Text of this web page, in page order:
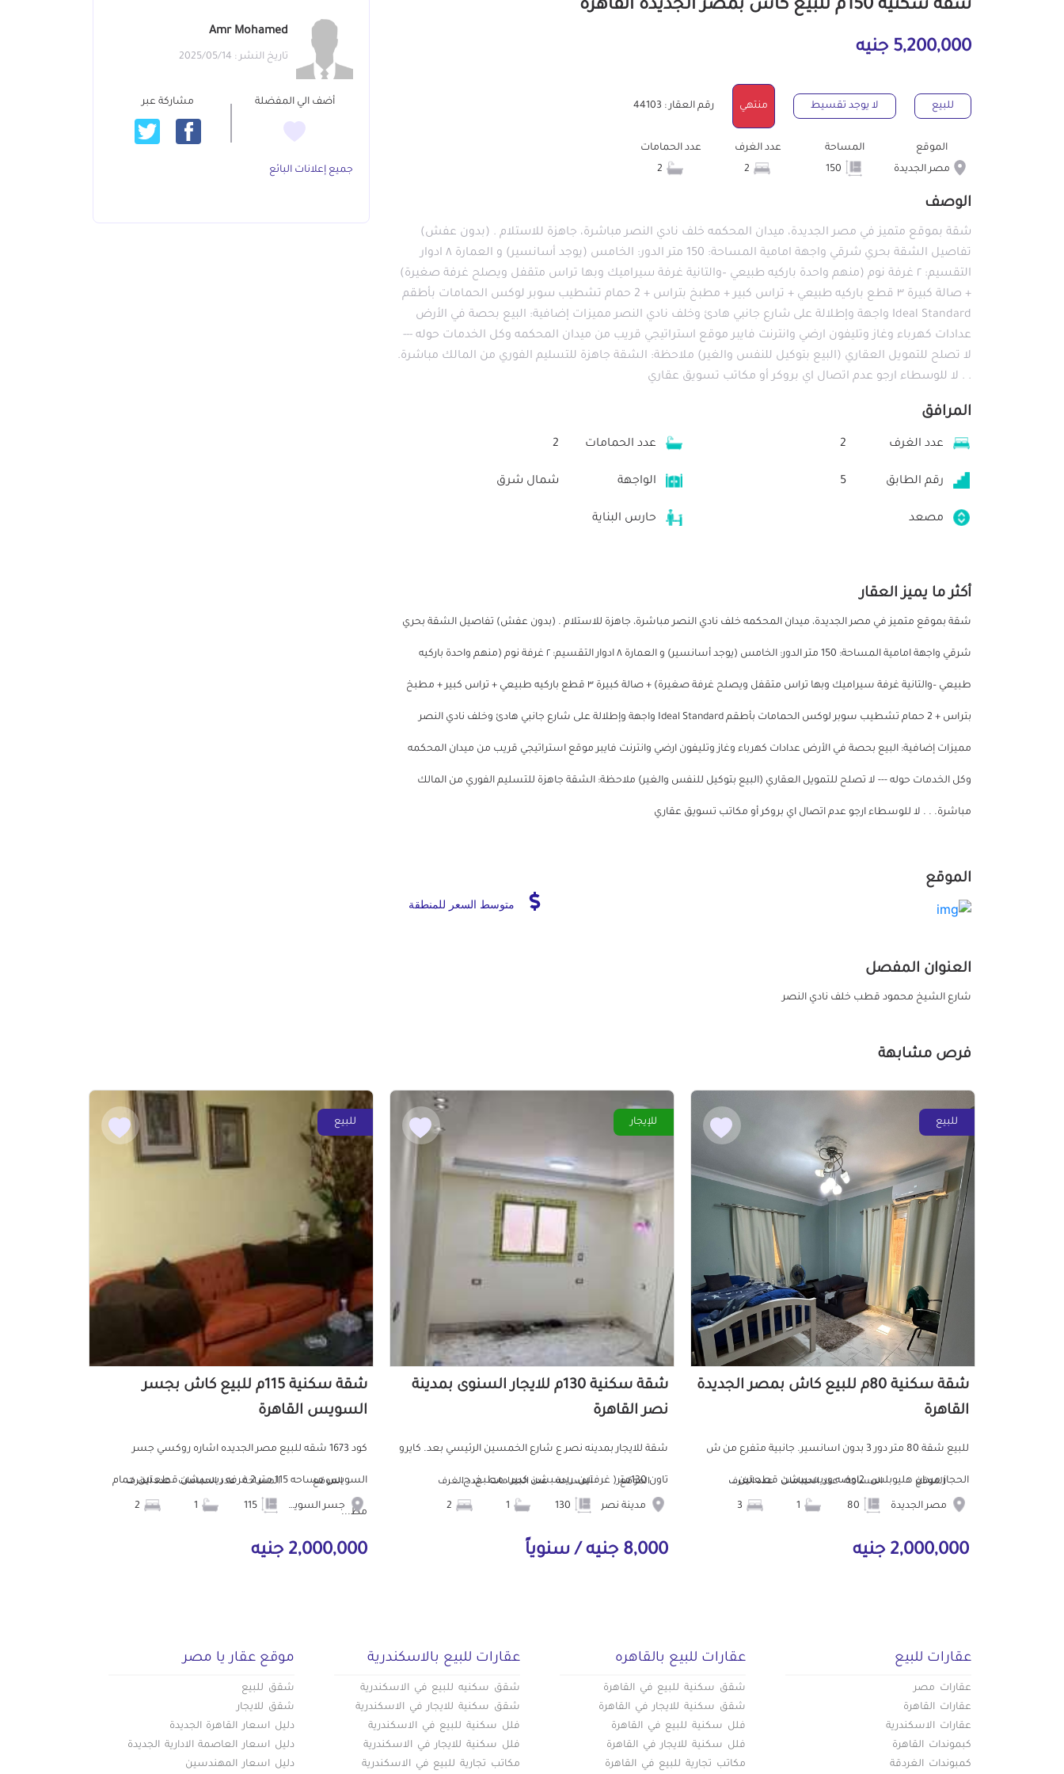
شقة سكنية 150م للبيع كاش بمصر الجديدة القاهرة
5,200,000 جنيه
للبيع لا يوجد تقسيط منتهي رقم العقار : 44103
الموقع
مصر الجديدة
المساحة
عدد الغرف
عدد الحمامات
الوصف
شقة بموقع متميز في مصر الجديدة، ميدان المحكمه خلف نادي النصر مباشرة، جاهزة للاستلام . (بدون عفش)
تفاصيل الشقة بحري شرقي واجهة امامية المساحة: 150 متر الدور: الخامس (يوجد أسانسير) و العمارة ٨ ادوار
التقسيم: ٢ غرفة نوم (منهم واحدة باركيه طبيعي –والتانية غرفة سيراميك وبها تراس متقفل ويصلح غرفة صغيرة)
+ صالة كبيرة ٣ قطع باركيه طبيعي + تراس كبير + مطبخ بتراس + 2 حمام تشطيب سوبر لوكس الحمامات بأطقم
Ideal Standard واجهة وإطلالة على شارع جانبي هادئ وخلف نادي النصر مميزات إضافية: البيع بحصة في الأرض
عدادات كهرباء وغاز وتليفون ارضي وانترنت فايبر موقع استراتيجي قريب من ميدان المحكمه وكل الخدمات حوله ---
لا تصلح للتمويل العقاري (البيع بتوكيل للنفس والغير) ملاحظة: الشقة جاهزة للتسليم الفوري من المالك مباشرة.
. . لا للوسطاء ارجو عدم اتصال اي بروكر أو مكاتب تسويق عقاري
المرافق
عدد الغرف 2 عدد الحمامات 2
رقم الطابق 5 الواجهة شمال شرق
مصعد حارس البناية
أكثر ما يميز العقار
شقة بموقع متميز في مصر الجديدة، ميدان المحكمه خلف نادي النصر مباشرة، جاهزة للاستلام . (بدون عفش) تفاصيل الشقة بحري
شرقي واجهة امامية المساحة: 150 متر الدور: الخامس (يوجد أسانسير) و العمارة ٨ ادوار التقسيم: ٢ غرفة نوم (منهم واحدة باركيه
طبيعي –والتانية غرفة سيراميك وبها تراس متقفل ويصلح غرفة صغيرة) + صالة كبيرة ٣ قطع باركيه طبيعي + تراس كبير + مطبخ
بتراس + 2 حمام تشطيب سوبر لوكس الحمامات بأطقم Ideal Standard واجهة وإطلالة على شارع جانبي هادئ وخلف نادي النصر
مميزات إضافية: البيع بحصة في الأرض عدادات كهرباء وغاز وتليفون ارضي وانترنت فايبر موقع استراتيجي قريب من ميدان المحكمه
وكل الخدمات حوله --- لا تصلح للتمويل العقاري (البيع بتوكيل للنفس والغير) ملاحظة: الشقة جاهزة للتسليم الفوري من المالك
مباشرة. . . لا للوسطاء ارجو عدم اتصال اي بروكر أو مكاتب تسويق عقاري
الموقع
متوسط السعر للمنطقة
العنوان المفصل
شارع الشيخ محمود قطب خلف نادي النصر
Amr Mohamed
تاريخ النشر : 2025/05/14
أضف الي المفضلة مشاركة عبر
جميع إعلانات البائع
فرص مشابهة
للبيع
شقة سكنية 80م للبيع كاش بمصر الجديدة
القاهرة
للبيع شقة 80 متر دور 3 بدون اسانسير. جانبية متفرع من ش
الحجاز ميدان هليوبلس. 2اوضه وريسيبشن قطعتين...
الموقع
مصر الجديدة
المساحة عدد الحمامات عدد الغرف
2,000,000 جنيه
للإيجار
شقة سكنية 130م للايجار السنوى بمدينة
نصر القاهرة
شقة للايجار بمدينه نصر ع شارع الخمسين الرئيسي بعد. كايرو
تاون 130متر( غرفتين، ريسبشن كبير ، مطبخ، ح...الموقع
مدينة نصر
المساحة عدد الحمامات عدد الغرف
8,000 جنيه / سنوياً
للبيع
شقة سكنية 115م للبيع كاش بجسر
السويس القاهرة
كود 1673 شقه للبيع مصر الجديده اشاره روكسي جسر
السويس مساحه 115 متر 2 غرفه ريسبشن قطعتين حمام
مط...
الموقع
جسر السويس
المساحة عدد الحمامات عدد الغرف
2,000,000 جنيه
عقارات للبيع
عقارات مصر
عقارات القاهرة
عقارات الاسكندرية
كبموندات القاهرة
كمبوندات الغردقة
عقارات للبيع بالقاهره
شقق سكنية للبيع في القاهرة
شقق سكنية للايجار في القاهرة
فلل سكنية للبيع في القاهرة
فلل سكنية للايجار في القاهرة
مكاتب تجارية للبيع في القاهرة
عقارات للبيع بالاسكندرية
شقق سكنيه للبيع في الاسكندرية
شقق سكنية للايجار في الاسكندرية
فلل سكنية للبيع في الاسكندرية
فلل سكنية للايجار في الاسكندرية
مكاتب تجارية للبيع في الاسكندرية
موقع عقار يا مصر
شقق للبيع
شقق للايجار
دليل اسعار القاهرة الجديدة
دليل اسعار العاصمة الادارية الجديدة
دليل اسعار المهندسين